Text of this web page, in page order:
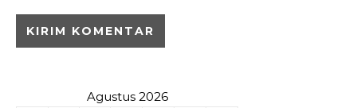
Agustus 2026